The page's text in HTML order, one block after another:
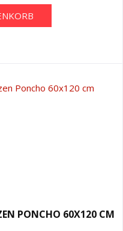
PONCHO 60X120 CM